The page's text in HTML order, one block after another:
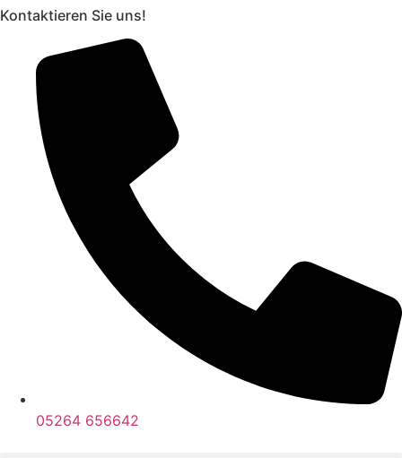
Zum
springen
Kontaktieren Sie uns!
05264 656642